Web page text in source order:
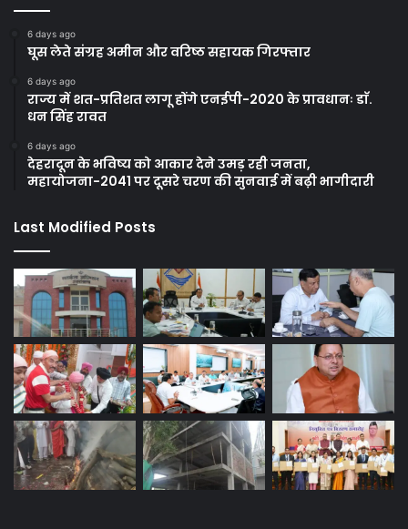
6 days ago
घूस लेते संग्रह अमीन और वरिष्ठ सहायक गिरफ्तार
6 days ago
राज्य में शत-प्रतिशत लागू होंगे एनईपी-2020 के प्रावधानः डाॅ.
धन सिंह रावत
6 days ago
देहरादून के भविष्य को आकार देने उमड़ रही जनता,
महायोजना-2041 पर दूसरे चरण की सुनवाई में बढ़ी भागीदारी
Last Modified Posts